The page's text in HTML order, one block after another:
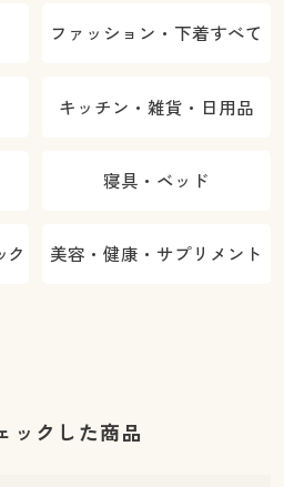
ファッション・下着すべて
キッチン・雑貨・日用品
寝具・ベッド
ク 美容・健康・サプリメント
ックした商品